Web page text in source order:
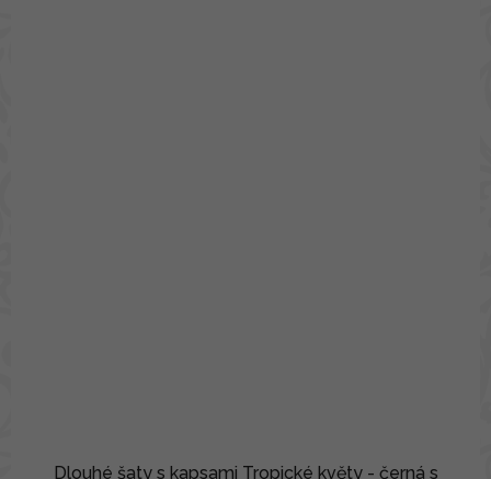
Dlouhé šaty s kapsami Tropické květy - černá s